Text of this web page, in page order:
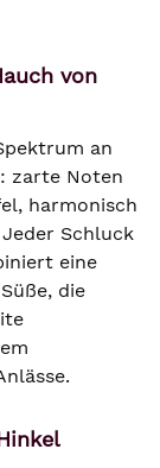
von
an
zarte Noten
harmonisch
Schluck
eine
die